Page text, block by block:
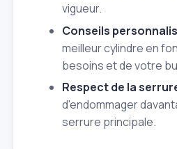
vigueur.
Conseils
meilleur cylindre en
besoins et de votre
Respect de la
d'endommager
serrure principale.